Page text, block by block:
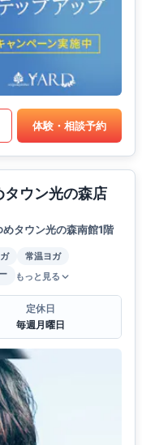
体験・相談予約
タウン光の森店
タウン光の森南館1階
常温ヨガ
もっと見る
定休日
毎週月曜日